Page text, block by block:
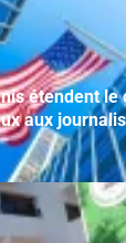
étendent le
aux